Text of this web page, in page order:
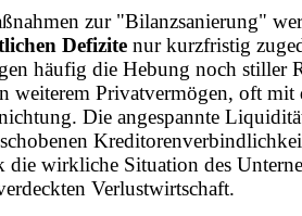
zur "Bilanzsanierung"
Defizite nur kurzfristig
häufig die Hebung noch stiller
weiterem Privatvermögen, oft mit
Die angespannte
die wirkliche Situation des
Verlustwirtschaft.